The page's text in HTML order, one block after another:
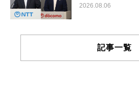
2026.08.06
記事一覧